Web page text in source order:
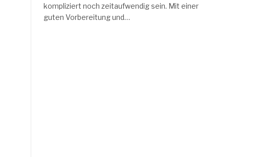
kompliziert noch zeitaufwendig sein. Mit einer
guten Vorbereitung und…